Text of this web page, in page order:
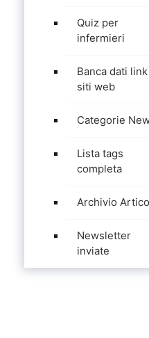
Quiz per
infermieri
Banca dati link
siti web
Categorie
Lista tags
completa
Archivio
Newsletter
inviate